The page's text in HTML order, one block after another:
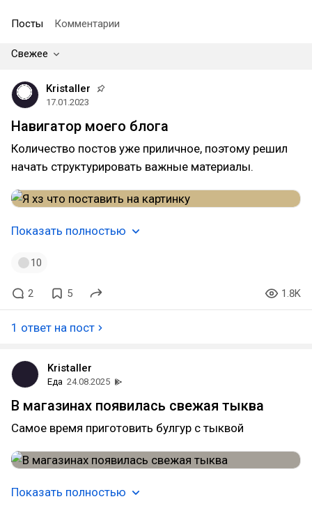
Посты Комментарии
Свежее
Kristaller
17.01.2023
Навигатор моего блога
Количество постов уже приличное, поэтому решил
начать структурировать важные материалы.
Показать полностью
10
2 5 1.8K
1 ответ на пост
Kristaller
Еда 24.08.2025
В магазинах появилась свежая тыква
Самое время приготовить булгур с тыквой
Показать полностью